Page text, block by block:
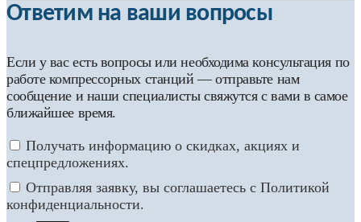
Ответим на ваши вопросы
Если у вас есть вопросы или необходима консультация по
работе компрессорных станций — отправьте нам
сообщение и наши специалисты свяжутся с вами в самое
ближайшее время.
Получать информацию о скидках, акциях и
спецпредложениях.
Отправляя заявку, вы соглашаетесь с Политикой
конфиденциальности.